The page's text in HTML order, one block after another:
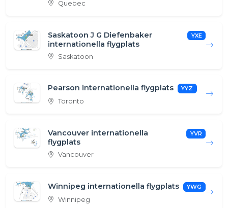
Quebec
Saskatoon J G Diefenbaker
internationella flygplats
YXE
Saskatoon
Pearson internationella flygplats YYZ
Toronto
Vancouver internationella
flygplats
YVR
Vancouver
Winnipeg internationella flygplats YWG
Winnipeg